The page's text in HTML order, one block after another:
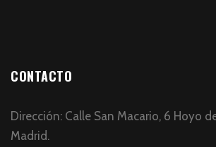
CONTACTO
Dirección: Calle San Macario, 6 Hoyo
Madrid.